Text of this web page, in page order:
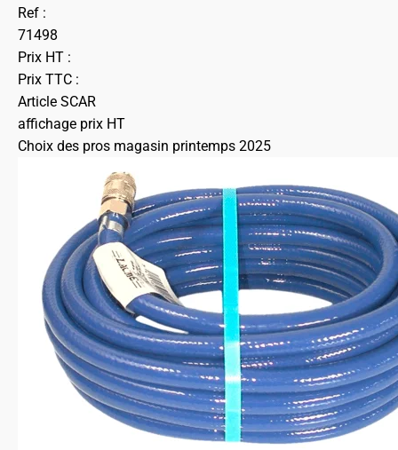
Ref :
71498
Prix HT :
Prix TTC :
Article SCAR
affichage prix HT
Choix des pros magasin printemps 2025